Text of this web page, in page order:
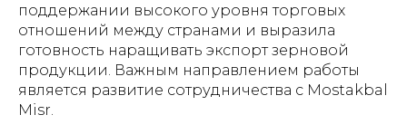
поддержании высокого уровня торговых
отношений между странами и выразила
готовность наращивать экспорт зерновой
продукции. Важным направлением работы
является развитие сотрудничества с Mostakbal
Misr.